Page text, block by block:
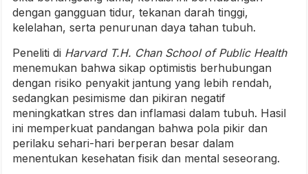
dengan gangguan tidur, tekanan darah tinggi,
kelelahan, serta penurunan daya tahan tubuh.
Peneliti di Harvard T.H. Chan School of Public Health
menemukan bahwa sikap optimistis berhubungan
dengan risiko penyakit jantung yang lebih rendah,
sedangkan pesimisme dan pikiran negatif
meningkatkan stres dan inflamasi dalam tubuh. Hasil
ini memperkuat pandangan bahwa pola pikir dan
perilaku sehari-hari berperan besar dalam
menentukan kesehatan fisik dan mental seseorang.